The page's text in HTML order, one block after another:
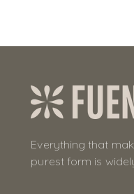
Everything that
purest form is